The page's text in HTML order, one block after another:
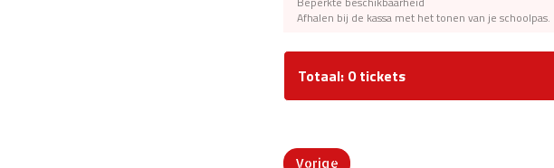
Afhalen bij de kassa met het tonen van je schoolpas.
Totaal: 0 tickets
Vorige